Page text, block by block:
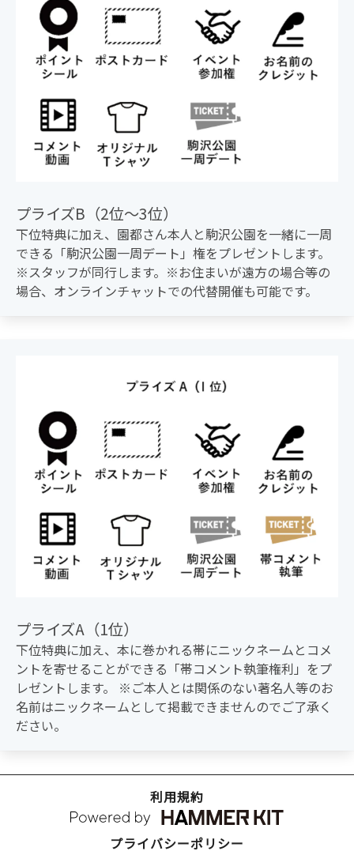
プライズB（2位〜3位）
下位特典に加え、園都さん本人と駒沢公園を一緒に一周
できる「駒沢公園一周デート」権をプレゼントします。
※スタッフが同行します。※お住まいが遠方の場合等の
場合、オンラインチャットでの代替開催も可能です。
プライズA（1位）
下位特典に加え、本に巻かれる帯にニックネームとコメ
ントを寄せることができる「帯コメント執筆権利」をプ
レゼントします。 ※ご本人とは関係のない著名人等のお
名前はニックネームとして掲載できませんのでご了承く
ださい。
利用規約
プライバシーポリシー